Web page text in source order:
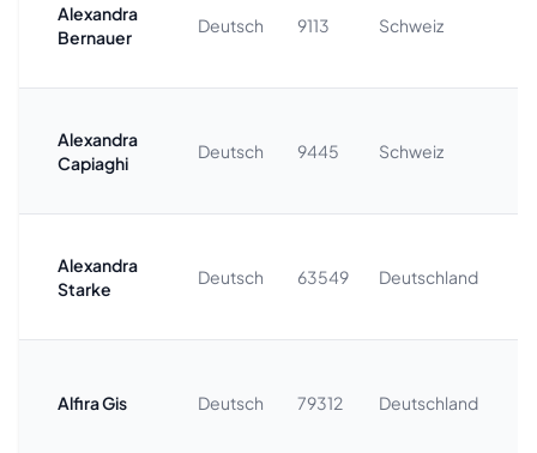
Alexandra
Bernauer
Deutsch 9113 Schweiz
Alexandra
Capiaghi
Deutsch 9445 Schweiz
Alexandra
Starke
Deutsch 63549 Deutschland
Alfira Gis Deutsch 79312 Deutschland